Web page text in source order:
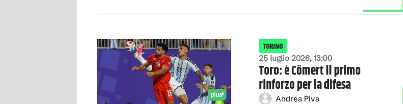
25 luglio 2026, 13:00
TORINO
Toro: è Cömert il primo
rinforzo per la difesa
Andrea Piva